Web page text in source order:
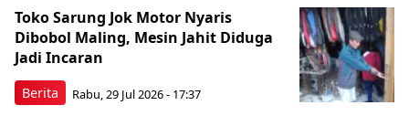
Berita
Toko Sarung Jok Motor Nyaris
Dibobol Maling, Mesin Jahit Diduga
Jadi Incaran
Rabu, 29 Jul 2026 - 17:37